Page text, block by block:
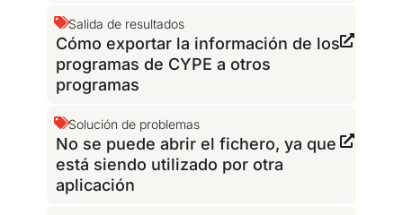
Salida de resultados
Cómo exportar la información de los
programas de CYPE a otros
programas
Solución de problemas
No se puede abrir el fichero, ya que
está siendo utilizado por otra
aplicación